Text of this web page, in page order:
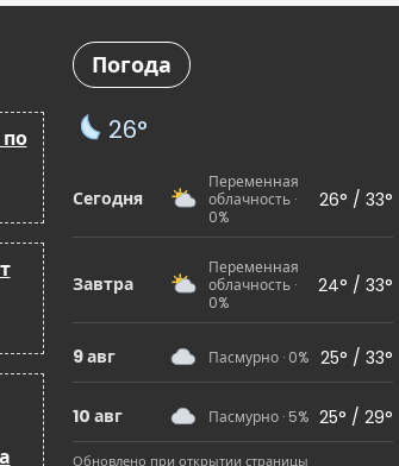
Погода
26°
Сегодня
Переменная
облачность ·
0%
26° / 33°
Завтра
Переменная
облачность ·
0%
24° / 33°
9 авг Пасмурно · 0% 25° / 33°
10 авг Пасмурно · 5% 25° / 29°
Обновлено при открытии страницы